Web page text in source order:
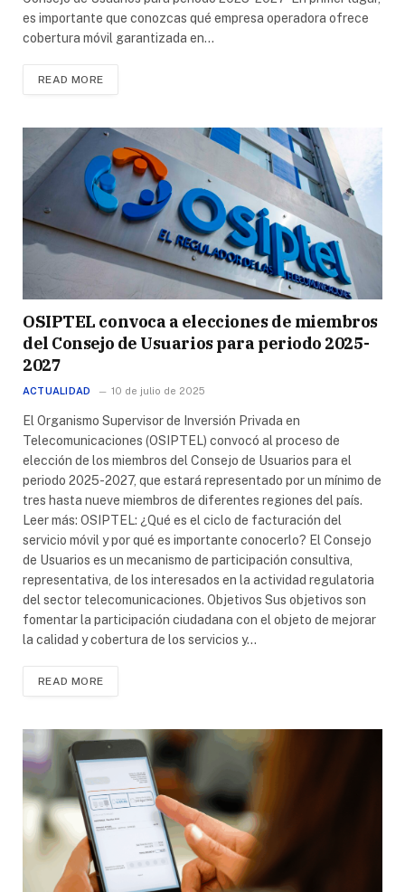
es importante que conozcas qué empresa operadora ofrece
cobertura móvil garantizada en…
READ MORE
OSIPTEL convoca a elecciones de miembros
del Consejo de Usuarios para periodo 2025-
2027
ACTUALIDAD 10 de julio de 2025
El Organismo Supervisor de Inversión Privada en
Telecomunicaciones (OSIPTEL) convocó al proceso de
elección de los miembros del Consejo de Usuarios para el
periodo 2025-2027, que estará representado por un mínimo de
tres hasta nueve miembros de diferentes regiones del país.
Leer más: OSIPTEL: ¿Qué es el ciclo de facturación del
servicio móvil y por qué es importante conocerlo? El Consejo
de Usuarios es un mecanismo de participación consultiva,
representativa, de los interesados en la actividad regulatoria
del sector telecomunicaciones. Objetivos Sus objetivos son
fomentar la participación ciudadana con el objeto de mejorar
la calidad y cobertura de los servicios y…
READ MORE